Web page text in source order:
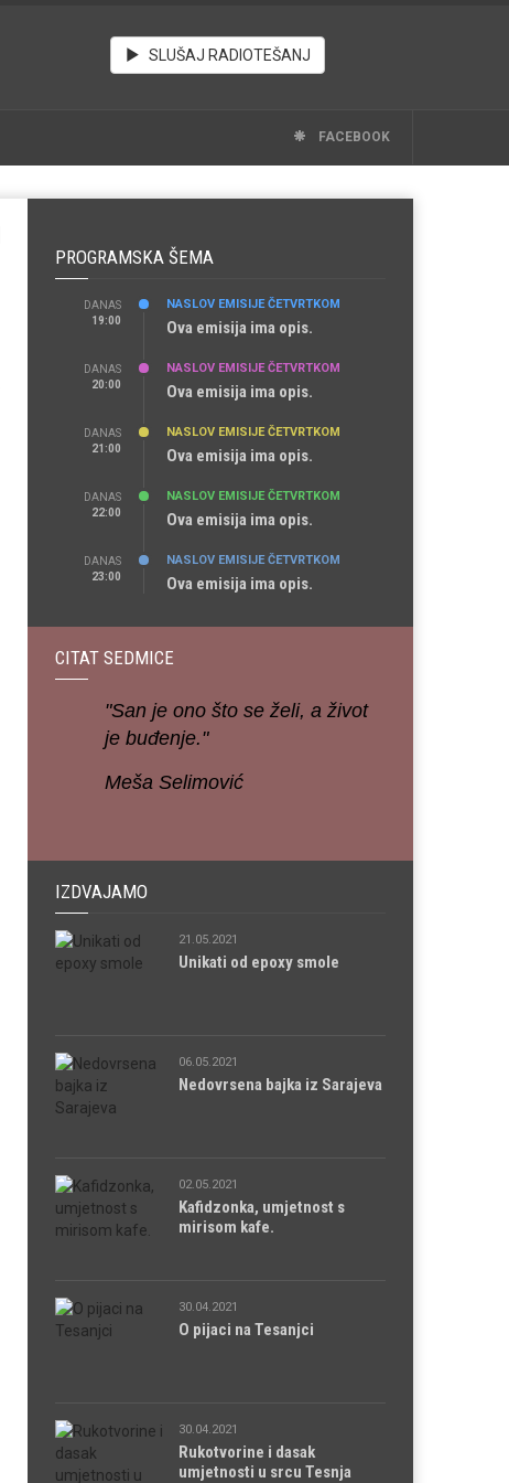
SLUŠAJ RADIOTEŠANJ
FACEBOOK
PROGRAMSKA ŠEMA
DANAS
19:00
NASLOV EMISIJE ČETVRTKOM
Ova emisija ima opis.
DANAS
20:00
NASLOV EMISIJE ČETVRTKOM
Ova emisija ima opis.
DANAS
21:00
NASLOV EMISIJE ČETVRTKOM
Ova emisija ima opis.
DANAS
22:00
NASLOV EMISIJE ČETVRTKOM
Ova emisija ima opis.
DANAS
23:00
NASLOV EMISIJE ČETVRTKOM
Ova emisija ima opis.
CITAT SEDMICE
"San je ono što se želi, a život
je buđenje."
Meša Selimović
IZDVAJAMO
21.05.2021
Unikati od epoxy smole
06.05.2021
Nedovrsena bajka iz Sarajeva
02.05.2021
Kafidzonka, umjetnost s
mirisom kafe.
30.04.2021
O pijaci na Tesanjci
30.04.2021
Rukotvorine i dasak
umjetnosti u srcu Tesnja